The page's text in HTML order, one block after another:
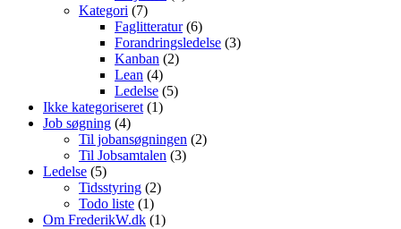
Kategori (7)
Faglitteratur(6)
Forandringsledelse (3)
Kanban (2)
Lean (4)
Ledelse (5)
Ikke kategoriseret (1)
Job søgning (4)
Til jobansøgningen (2)
Til Jobsamtalen (3)
Ledelse (5)
Tidsstyring (2)
Todo liste (1)
Om FrederikW.dk (1)